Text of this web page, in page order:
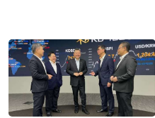
E
R
R
T
I
S
N
G